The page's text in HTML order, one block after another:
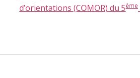
d’orientations (COMOR) du 5ème